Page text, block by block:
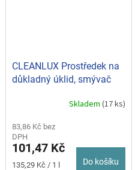
CLEANLUX Prostředek na
důkladný úklid, smývač
podlahy 750mlSkladem(17 ks)
83,86 Kč bez
DPH
101,47 Kč
Měrná
135,29 Kč / 1 l Do košíku